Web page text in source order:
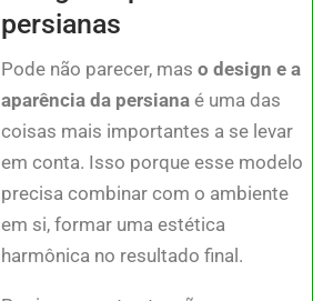
persianas
Pode não parecer, maso design e a
aparência da persianaé uma das
coisas mais importantes a se levar
em conta. Isso porque esse modelo
precisa combinar com o ambiente
em si, formar uma estética
harmônica no resultado final.